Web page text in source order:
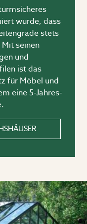
wurde, dass
stets
seinen
und
ist das
für Möbel und
eine 5-Jahres-